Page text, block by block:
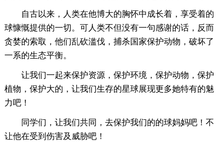
自古以来，人类在他博大的胸怀中成长着，享受着的
球慷慨提供的一切。可人类不但没有一句感谢的话，反而
贪婪的索取，他们乱砍滥伐，捕杀国家保护动物，破坏了
一系的生态平衡。
让我们一起来保护资源，保护环境，保护动物，保护
植物，保护大的，让我们生存的星球展现更多她特有的魅
力吧！
同学们，让我们共同，去保护我们的的球妈妈吧！不
让他在受到伤害及威胁吧！